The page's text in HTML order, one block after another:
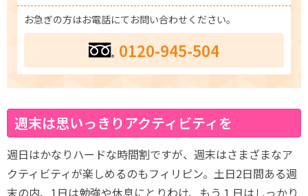
お急ぎの方はお電話にてお問い合わせください。
0120-945-504
週末は思いっきりアクティビティを
週日はかなりハードな時間割ですが、週末はさまざまなア
クティビティが楽しめるのもフィリピン。土日2日間ある週
末の内、1日は勉強や休息にとりわけ、もう１日はしっかり